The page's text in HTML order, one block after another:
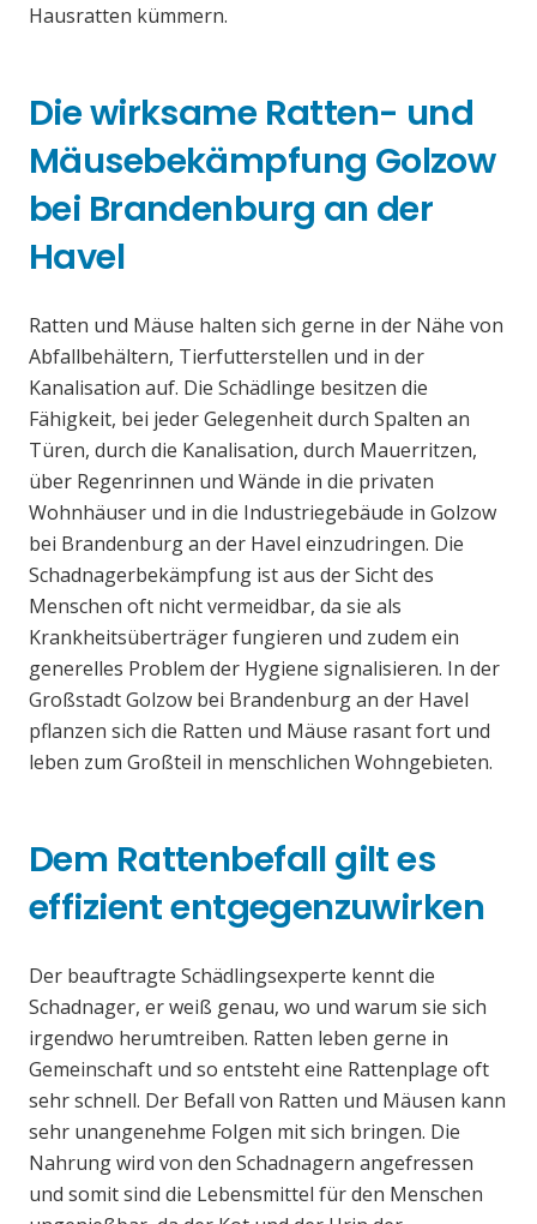
Hausratten kümmern.
Die wirksame Ratten- und
Mäusebekämpfung Golzow
bei Brandenburg an der
Havel
Ratten und Mäuse halten sich gerne in der Nähe von
Abfallbehältern, Tierfutterstellen und in der
Kanalisation auf. Die Schädlinge besitzen die
Fähigkeit, bei jeder Gelegenheit durch Spalten an
Türen, durch die Kanalisation, durch Mauerritzen,
über Regenrinnen und Wände in die privaten
Wohnhäuser und in die Industriegebäude in Golzow
bei Brandenburg an der Havel einzudringen. Die
Schadnagerbekämpfung ist aus der Sicht des
Menschen oft nicht vermeidbar, da sie als
Krankheitsüberträger fungieren und zudem ein
generelles Problem der Hygiene signalisieren. In der
Großstadt Golzow bei Brandenburg an der Havel
pflanzen sich die Ratten und Mäuse rasant fort und
leben zum Großteil in menschlichen Wohngebieten.
Dem Rattenbefall gilt es
effizient entgegenzuwirken
Der beauftragte Schädlingsexperte kennt die
Schadnager, er weiß genau, wo und warum sie sich
irgendwo herumtreiben. Ratten leben gerne in
Gemeinschaft und so entsteht eine Rattenplage oft
sehr schnell. Der Befall von Ratten und Mäusen kann
sehr unangenehme Folgen mit sich bringen. Die
Nahrung wird von den Schadnagern angefressen
und somit sind die Lebensmittel für den Menschen